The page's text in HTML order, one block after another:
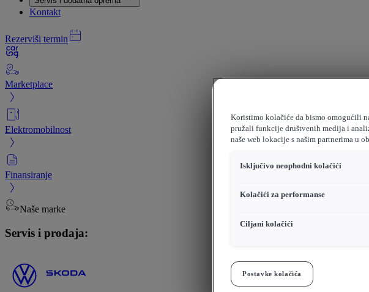
Kontakt
Rezerviši termin
Marketplace
Elektromobilnost
Finansiranje
Naše marke
Servis i prodaja:
Koristimo kolačiće da bismo omogućili
pružali funkcije društvenih medija i
naše web lokacije s našim partnerima u
Isključivo neophodni kolačići
Kolačići za performanse
Ciljani kolačići
Postavke kolačića